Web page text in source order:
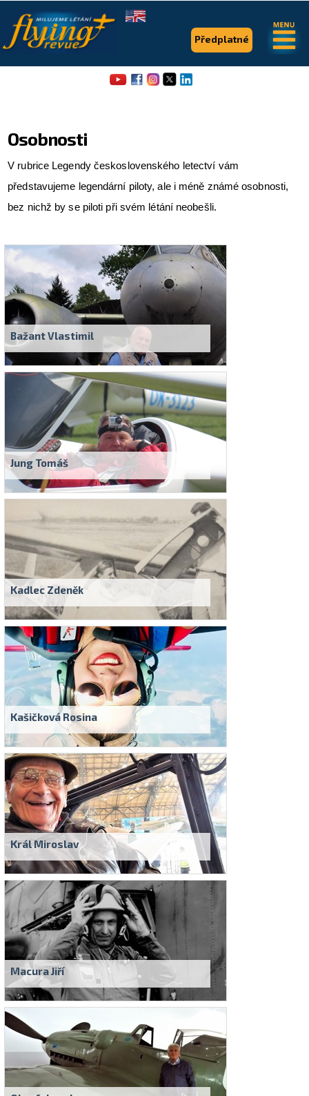
Osobnosti
V rubrice Legendy československého letectví vám
představujeme legendární piloty, ale i méně známé osobnosti,
bez nichž by se piloti při svém létání neobešli.
Bažant Vlastimil
Jung Tomáš
Kadlec Zdeněk
Kašičková Rosina
Král Miroslav
Macura Jiří
Předplatné
.
Flying Revue
Expedice
Pro piloty
Série & speciály
Letecká videa
Aktuální FR + archiv
Letecká muzea
VFR Communication app
The SAFE Guide app
Nabídky práce v letectví
Inzerujte s námi
E-SHOP